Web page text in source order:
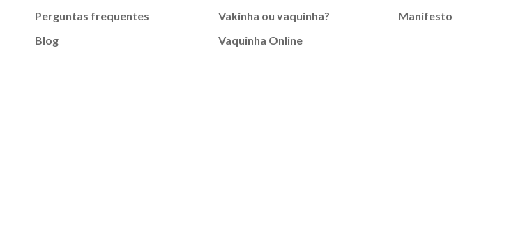
Perguntas frequentes
Blog
Vakinha ou vaquinha?
Vaquinha Online
Manifesto